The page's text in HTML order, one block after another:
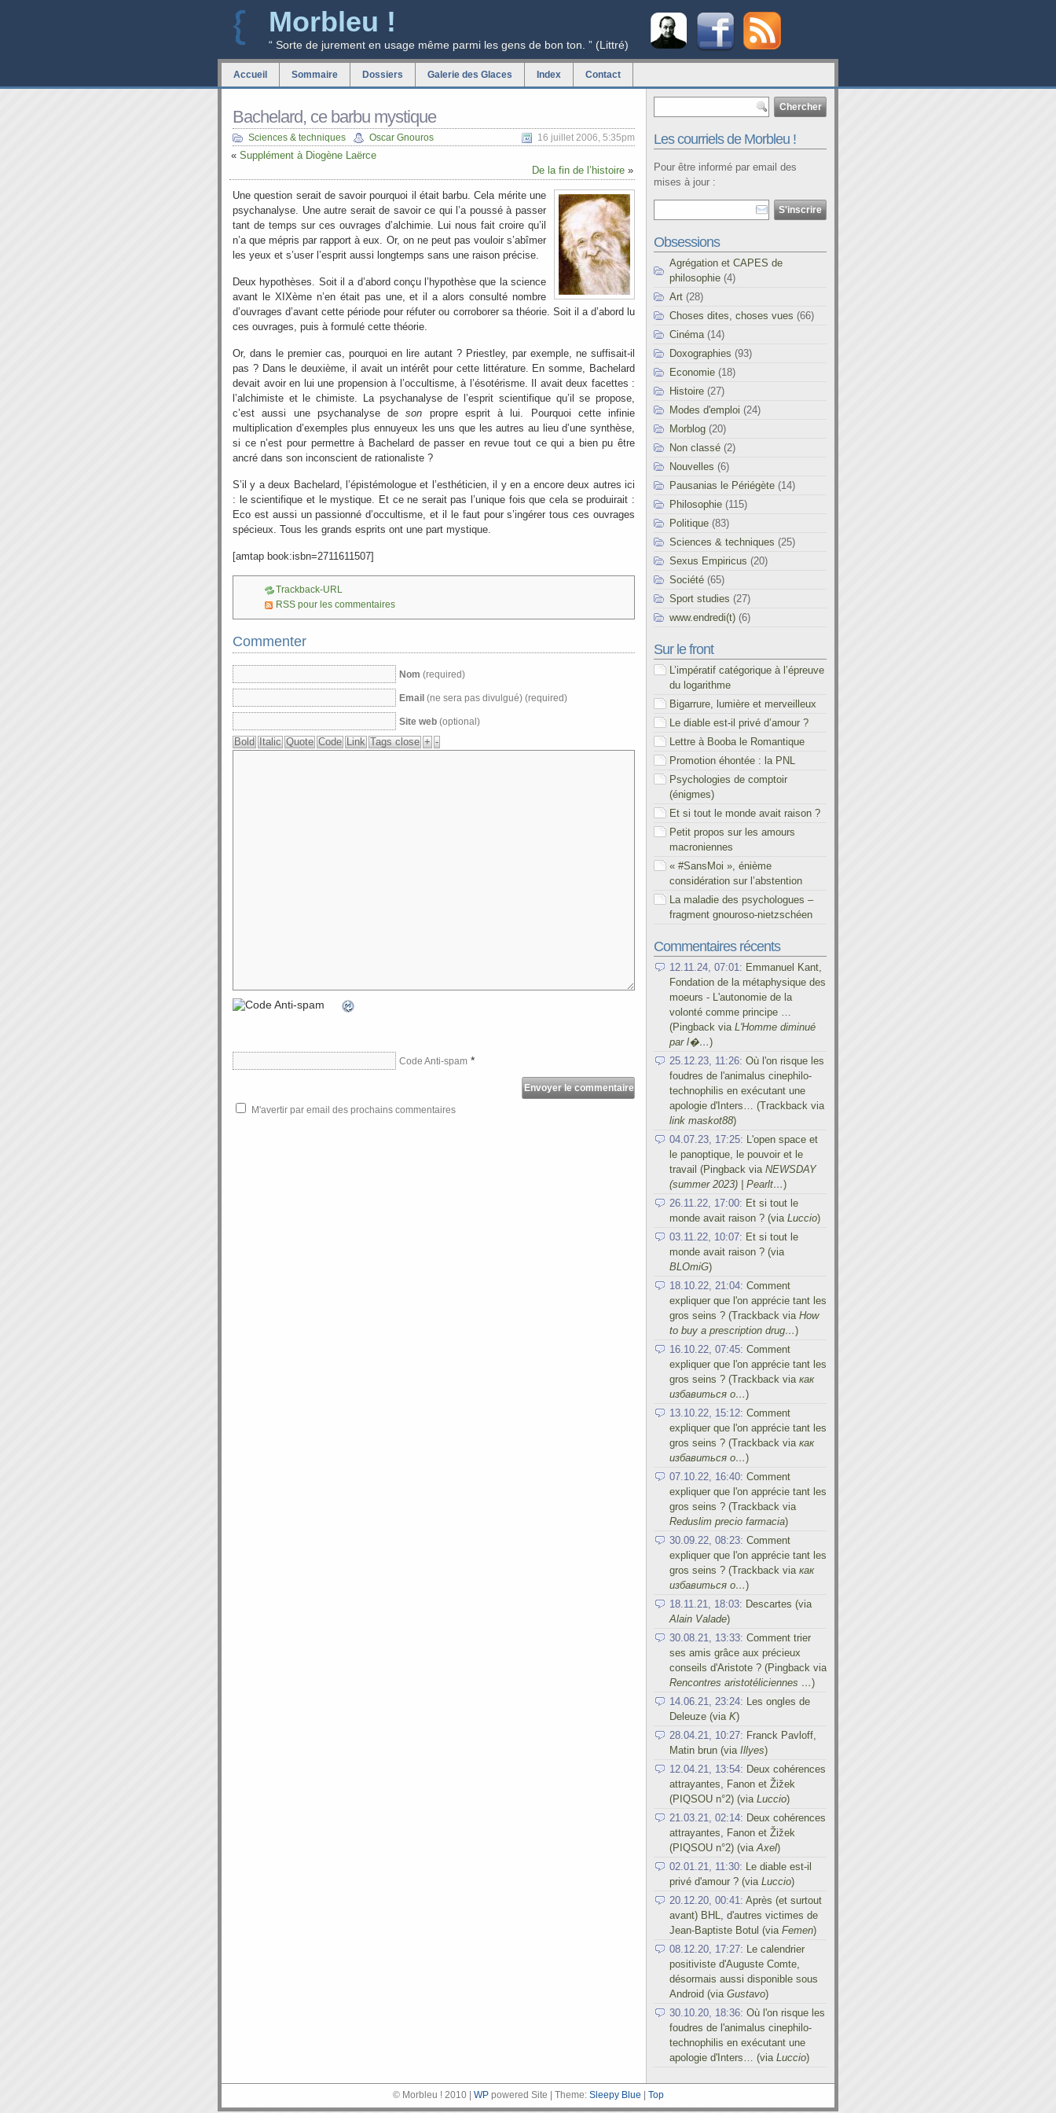
Morbleu !
“ Sorte de jurement en usage même parmi les gens de bon ton. ” (Littré)
Accueil Sommaire Dossiers Galerie des Glaces Index Contact
Bachelard, ce barbu mystique
Sciences & techniques Oscar Gnouros 16 juillet 2006, 5:35pm
« Supplément à Diogène Laërce
De la fin de l’histoire »
Une question serait de savoir pourquoi il était barbu. Cela mérite une
psychanalyse. Une autre serait de savoir ce qui l’a poussé à passer
tant de temps sur ces ouvrages d’alchimie. Lui nous fait croire qu’il
n’a que mépris par rapport à eux. Or, on ne peut pas vouloir s’abîmer
les yeux et s’user l’esprit aussi longtemps sans une raison précise.
Deux hypothèses. Soit il a d’abord conçu l’hypothèse que la science
avant le XIXème n’en était pas une, et il a alors consulté nombre
d’ouvrages d’avant cette période pour réfuter ou corroborer sa théorie. Soit il a d’abord lu
ces ouvrages, puis à formulé cette théorie.
Or, dans le premier cas, pourquoi en lire autant ? Priestley, par exemple, ne suffisait-il
pas ? Dans le deuxième, il avait un intérêt pour cette littérature. En somme, Bachelard
devait avoir en lui une propension à l’occultisme, à l’ésotérisme. Il avait deux facettes :
l’alchimiste et le chimiste. La psychanalyse de l’esprit scientifique qu’il se propose,
c’est aussi une psychanalyse deson propre esprit à lui. Pourquoi cette infinie
multiplication d’exemples plus ennuyeux les uns que les autres au lieu d’une synthèse,
si ce n’est pour permettre à Bachelard de passer en revue tout ce qui a bien pu être
ancré dans son inconscient de rationaliste ?
S’il y a deux Bachelard, l’épistémologue et l’esthéticien, il y en a encore deux autres ici
: le scientifique et le mystique. Et ce ne serait pas l’unique fois que cela se produirait :
Eco est aussi un passionné d’occultisme, et il le faut pour s’ingérer tous ces ouvrages
spécieux. Tous les grands esprits ont une part mystique.
[amtap book:isbn=2711611507]
Trackback-URL
RSS pour les commentaires
Commenter
Nom (required)
Email (ne sera pas divulgué) (required)
Site web (optional)
Code Anti-spam *
M'avertir par email des prochains commentaires
Les courriels de Morbleu !
Pour être informé par email des
mises à jour :
Obsessions
Agrégation et CAPES de
philosophie (4)
Art (28)
Choses dites, choses vues (66)
Cinéma (14)
Doxographies (93)
Economie (18)
Histoire (27)
Modes d'emploi (24)
Morblog (20)
Non classé (2)
Nouvelles (6)
Pausanias le Périégète (14)
Philosophie (115)
Politique (83)
Sciences & techniques (25)
Sexus Empiricus (20)
Société (65)
Sport studies (27)
www.endredi(t) (6)
Sur le front
L’impératif catégorique à l’épreuve
du logarithme
Bigarrure, lumière et merveilleux
Le diable est-il privé d’amour ?
Lettre à Booba le Romantique
Promotion éhontée : la PNL
Psychologies de comptoir
(énigmes)
Et si tout le monde avait raison ?
Petit propos sur les amours
macroniennes
« #SansMoi », énième
considération sur l’abstention
La maladie des psychologues –
fragment gnouroso-nietzschéen
Commentaires récents
12.11.24, 07:01: Emmanuel Kant,
Fondation de la métaphysique des
moeurs - L'autonomie de la
volonté comme principe …
(Pingback via L'Homme diminué
par l�…)
25.12.23, 11:26: Où l'on risque les
foudres de l'animalus cinephilo-
technophilis en exécutant une
apologie d'Inters… (Trackback via
link maskot88)
04.07.23, 17:25: L'open space et
le panoptique, le pouvoir et le
travail (Pingback via NEWSDAY
(summer 2023) | Pearlt…)
26.11.22, 17:00: Et si tout le
monde avait raison ? (via Luccio)
03.11.22, 10:07: Et si tout le
monde avait raison ? (via
BLOmiG)
18.10.22, 21:04: Comment
expliquer que l'on apprécie tant les
gros seins ? (Trackback via How
to buy a prescription drug…)
16.10.22, 07:45: Comment
expliquer que l'on apprécie tant les
gros seins ? (Trackback via как
избавиться о…)
13.10.22, 15:12: Comment
expliquer que l'on apprécie tant les
gros seins ? (Trackback via как
избавиться о…)
07.10.22, 16:40: Comment
expliquer que l'on apprécie tant les
gros seins ? (Trackback via
Reduslim precio farmacia)
30.09.22, 08:23: Comment
expliquer que l'on apprécie tant les
gros seins ? (Trackback via как
избавиться о…)
18.11.21, 18:03: Descartes (via
Alain Valade)
30.08.21, 13:33: Comment trier
ses amis grâce aux précieux
conseils d'Aristote ? (Pingback via
Rencontres aristotéliciennes …)
14.06.21, 23:24: Les ongles de
Deleuze (via K)
28.04.21, 10:27: Franck Pavloff,
Matin brun (via Illyes)
12.04.21, 13:54: Deux cohérences
attrayantes, Fanon et Žižek
(PIQSOU n°2) (via Luccio)
21.03.21, 02:14: Deux cohérences
attrayantes, Fanon et Žižek
(PIQSOU n°2) (via Axel)
02.01.21, 11:30: Le diable est-il
privé d'amour ? (via Luccio)
20.12.20, 00:41: Après (et surtout
avant) BHL, d'autres victimes de
Jean-Baptiste Botul (via Femen)
08.12.20, 17:27: Le calendrier
positiviste d'Auguste Comte,
désormais aussi disponible sous
Android (via Gustavo)
30.10.20, 18:36: Où l'on risque les
foudres de l'animalus cinephilo-
technophilis en exécutant une
apologie d'Inters… (via Luccio)
© Morbleu ! 2010 | WPpowered Site | Theme: Sleepy Blue | Top